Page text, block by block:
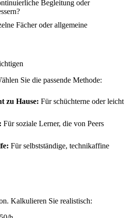
Begleitung oder
Fächer oder allgemeine
Sie die passende Methode:
zu Hause: Für schüchterne oder leicht
Für soziale Lerner, die von Peers
Für selbstständige, technikaffine
Kalkulieren Sie realistisch: